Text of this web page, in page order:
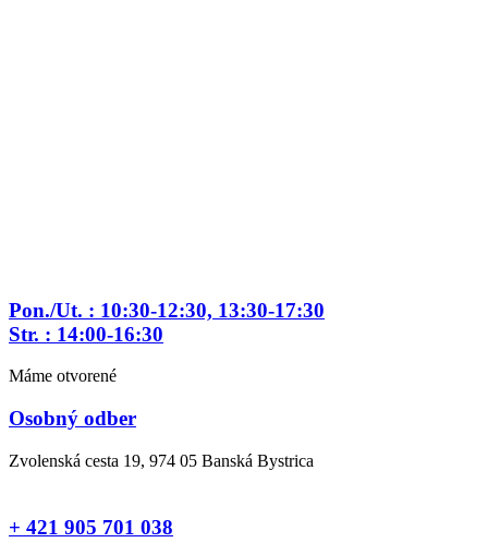
Pon./Ut. : 10:30-12:30, 13:30-17:30
Str. : 14:00-16:30
Máme otvorené
Osobný odber
Zvolenská cesta 19, 974 05 Banská Bystrica
+ 421 905 701 038